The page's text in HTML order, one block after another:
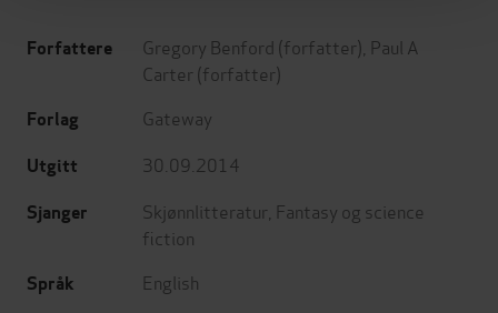
Forfattere Gregory Benford (forfatter), Paul A
Carter (forfatter)
Forlag Gateway
Utgitt 30.09.2014
Sjanger Skjønnlitteratur Fantasy og science
fiction
Språk English